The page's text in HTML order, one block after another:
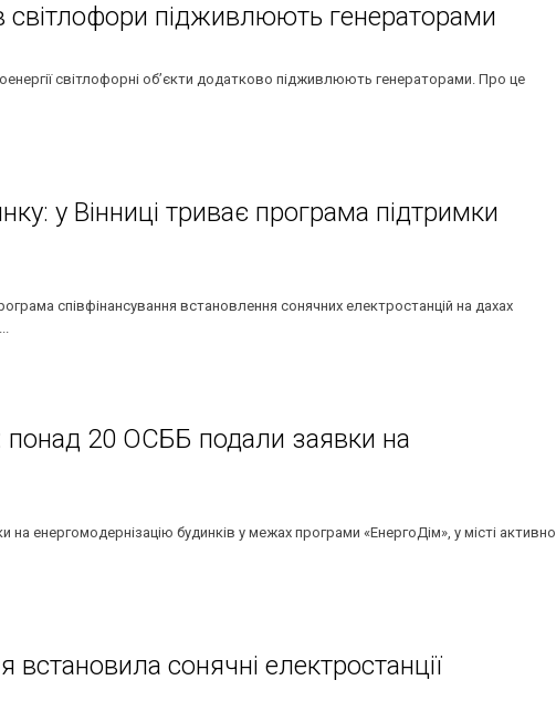
світлофори підживлюють генераторами
світлофорні об’єкти додатково підживлюють генераторами. Про це
у Вінниці триває програма підтримки
співфінансування встановлення сонячних електростанцій на дахах
понад 20 ОСББ подали заявки на
енергомодернізацію будинків у межах програми «ЕнергоДім», у місті активно
встановила сонячні електростанції